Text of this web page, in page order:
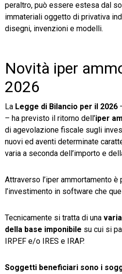
peraltro, può essere estesa dal
immateriali oggetto di privativa
disegni, invenzioni e modelli.
Novità iper
2026
La Legge di Bilancio per il 2026
– ha previsto il ritorno dell’iper
di agevolazione fiscale sugli
nuovi ed aventi determinate
varia a seconda dell’importo e
Attraverso l’iper ammortamento
l’investimento in software che
Tecnicamente si tratta di una
della base imponibile su cui si
IRPEF e/o IRES e IRAP.
Soggetti beneficiari sono i